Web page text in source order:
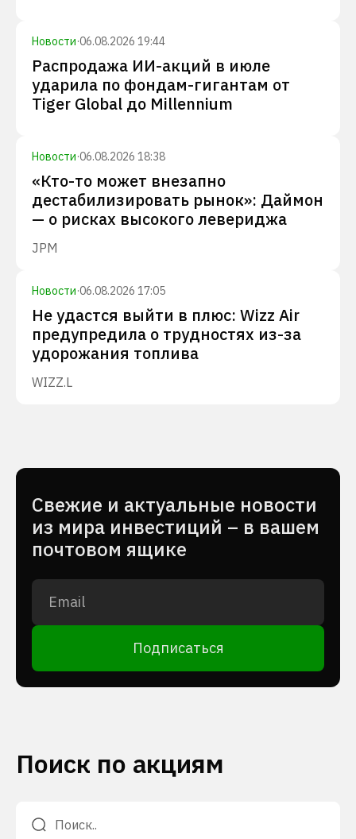
Новости·06.08.2026 19:44
Распродажа ИИ-акций в июле
ударила по фондам-гигантам от
Tiger Global до Millennium
Новости·06.08.2026 18:38
«Кто-то может внезапно
дестабилизировать рынок»: Даймон
— о рисках высокого левериджа
JPM
Новости·06.08.2026 17:05
Не удастся выйти в плюс: Wizz Air
предупредила о трудностях из-за
удорожания топлива
WIZZ.L
Cвежие и актуальные новости
из мира инвестиций – в вашем
почтовом ящике
Подписаться
Поиск по акциям